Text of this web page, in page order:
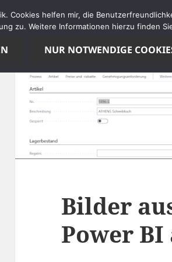
Bilder
Power BI
Cookies helfen mir, die
zu. Weitere Informationen hierzu finden
NUR NOTWENDIGE